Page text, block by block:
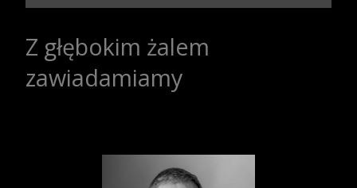
Z głębokim żalem
zawiadamiamy